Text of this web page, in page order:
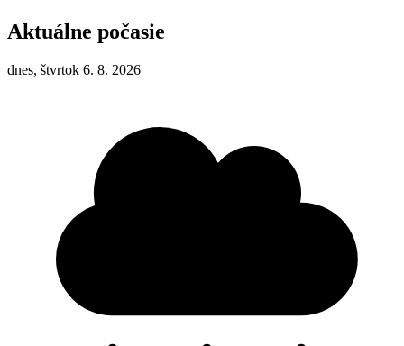
Aktuálne počasie
dnes, štvrtok 6. 8. 2026